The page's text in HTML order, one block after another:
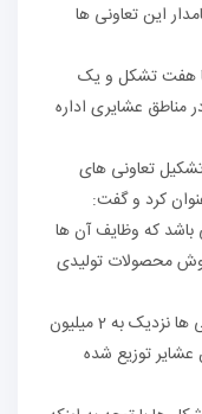
تعاونی ها
و یک
عشایری اداره
های
و گفت:
می باشد که وظایف آن ها
تولیدی
ابراهیمی همچنین گفت: از طریق این تعاونی ها نزدیک به 2 میلیون
عشایر توزیع شده